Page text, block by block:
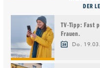
DER
TV-Tipp: Fast
Frauen.
Do.